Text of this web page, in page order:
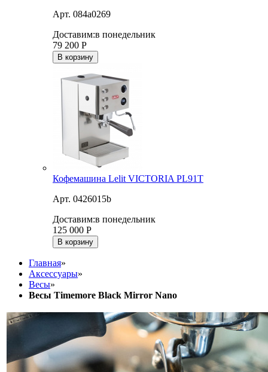
Арт. 084a0269
Доставим:в понедельник
79 200 Р
В корзину
Кофемашина Lelit VICTORIA PL91T
Арт. 0426015b
Доставим:в понедельник
125 000 Р
В корзину
Главная»
Аксессуары»
Весы»
Весы Timemore Black Mirror Nano